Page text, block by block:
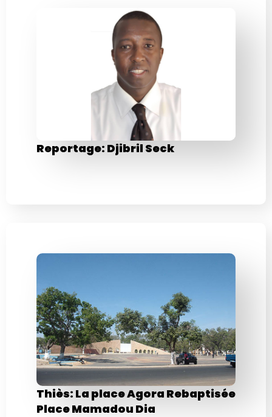
Reportage: Djibril Seck
Thiès: La place Agora Rebaptisée
Place Mamadou Dia